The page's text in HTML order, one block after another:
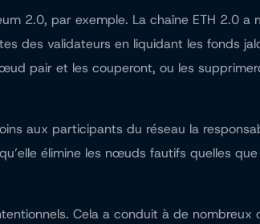
2.0, par exemple. La chaîne ETH 2.0
des validateurs en liquidant les fonds
pair et les couperont, ou les
aux participants du réseau la
élimine les nœuds fautifs quelles
Cela a conduit à de